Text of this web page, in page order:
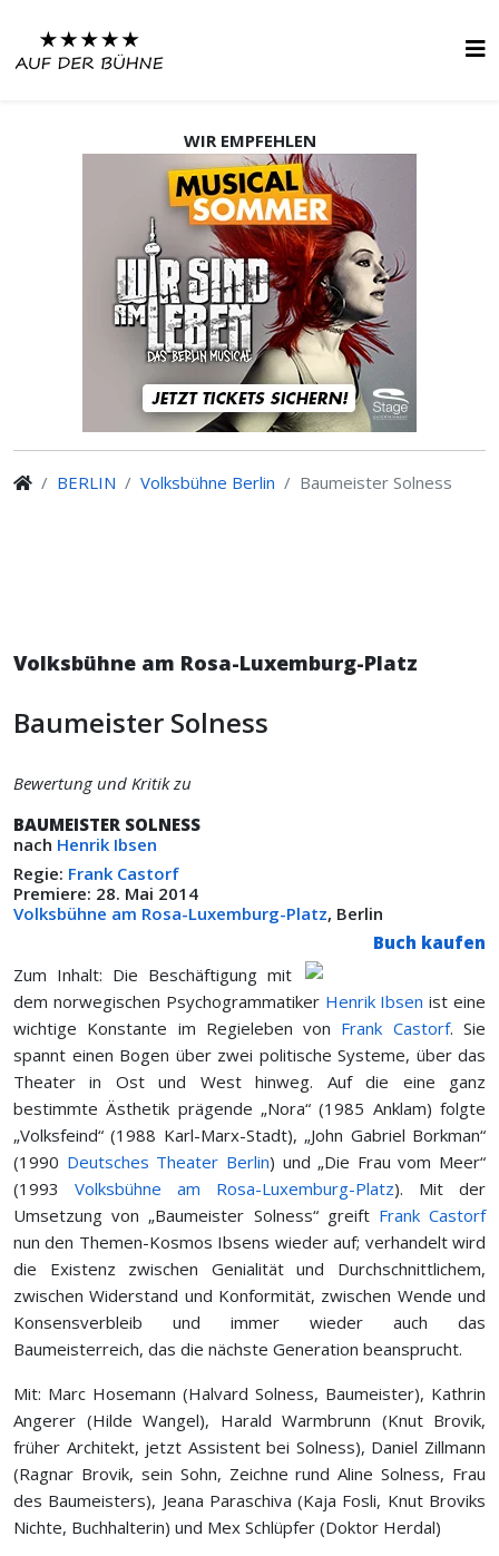
WIR EMPFEHLEN
BERLIN Volksbühne Berlin Baumeister Solness
Volksbühne am Rosa-Luxemburg-Platz
Baumeister Solness
Bewertung und Kritik zu
BAUMEISTER SOLNESS
nach Henrik Ibsen
Regie: Frank Castorf
Premiere: 28. Mai 2014
Volksbühne am Rosa-Luxemburg-Platz, Berlin
Buch kaufen
Zum Inhalt: Die Beschäftigung mit
dem norwegischen Psychogrammatiker Henrik Ibsen ist eine
wichtige Konstante im Regieleben von Frank Castorf. Sie
spannt einen Bogen über zwei politische Systeme, über das
Theater in Ost und West hinweg. Auf die eine ganz
bestimmte Ästhetik prägende „Nora“ (1985 Anklam) folgte
„Volksfeind“ (1988 Karl-Marx-Stadt), „John Gabriel Borkman“
(1990 Deutsches Theater Berlin) und „Die Frau vom Meer“
(1993 Volksbühne am Rosa-Luxemburg-Platz). Mit der
Umsetzung von „Baumeister Solness“ greift Frank Castorf
nun den Themen-Kosmos Ibsens wieder auf; verhandelt wird
die Existenz zwischen Genialität und Durchschnittlichem,
zwischen Widerstand und Konformität, zwischen Wende und
Konsensverbleib und immer wieder auch das
Baumeisterreich, das die nächste Generation beansprucht.
Mit: Marc Hosemann (Halvard Solness, Baumeister), Kathrin
Angerer (Hilde Wangel), Harald Warmbrunn (Knut Brovik,
früher Architekt, jetzt Assistent bei Solness), Daniel Zillmann
(Ragnar Brovik, sein Sohn, Zeichne rund Aline Solness, Frau
des Baumeisters), Jeana Paraschiva (Kaja Fosli, Knut Broviks
Nichte, Buchhalterin) und Mex Schlüpfer (Doktor Herdal)